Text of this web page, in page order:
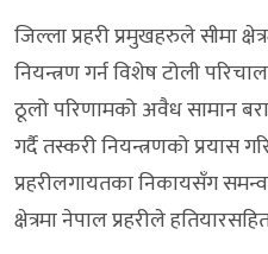
जिल्ला प्रहरी प्रमुखहरुले सीमा
नियन्त्रण गर्न विशेष टोली
ठूलो परिणामको अवैध सामान
गर्दै तस्करी नियन्त्रणको प्रयास
प्रहरीलगायतका निकायसँग
क्षेत्रमा नेपाल प्रहरीले